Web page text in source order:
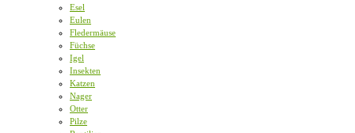
Esel
Eulen
Fledermäuse
Füchse
Igel
Insekten
Katzen
Nager
Otter
Pilze